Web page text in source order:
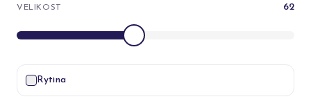
VELIKOST 62
Rytina